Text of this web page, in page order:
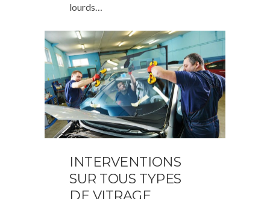
lourds…
INTERVENTIONS
SUR TOUS TYPES